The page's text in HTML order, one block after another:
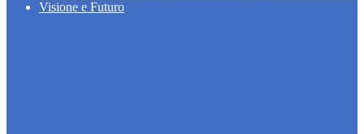
Visione e Futuro